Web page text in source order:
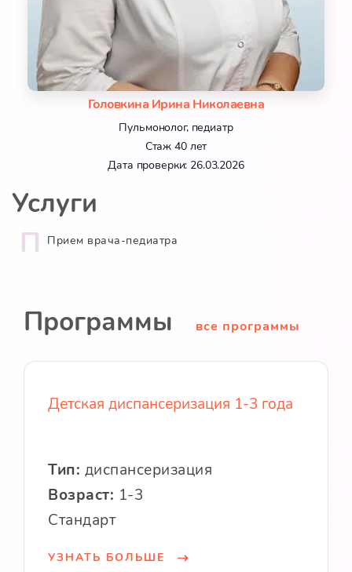
Головкина Ирина Николаевна
Пульмонолог, педиатр
Стаж 40 лет
Дата проверки: 26.03.2026
Услуги
П Прием врача-педиатра
Программы все программы
Детская диспансеризация 1-3 года
Тип: диспансеризация
Возраст: 1-3
Стандарт
УЗНАТЬ БОЛЬШЕ